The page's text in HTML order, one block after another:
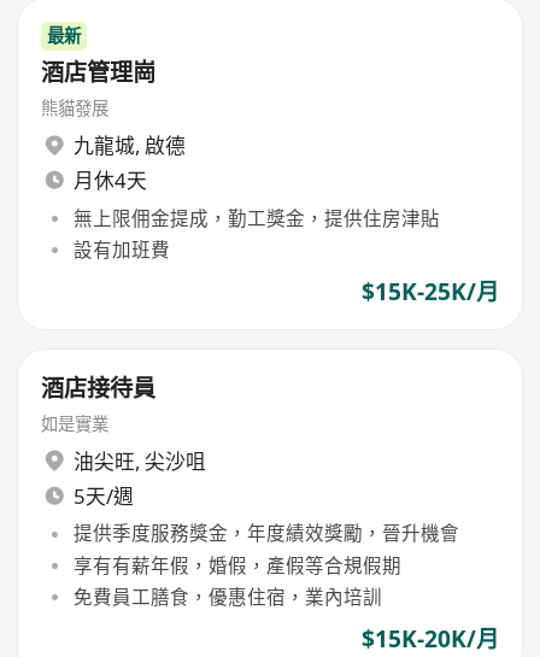
最新
酒店管理崗
熊貓發展
九龍城, 啟德
月休4天
無上限佣金提成，勤工獎金，提供住房津貼
設有加班費
$15K-25K/月
酒店接待員
如是實業
油尖旺, 尖沙咀
5天/週
提供季度服務獎金，年度績效獎勵，晉升機會
享有有薪年假，婚假，產假等合規假期
免費員工膳食，優惠住宿，業內培訓
$15K-20K/月